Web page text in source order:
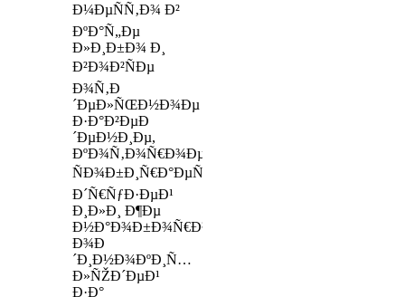
Ð¼ÐµÑÑ‚Ð¾ Ð²
ÐºÐ°Ñ„Ðµ
Ð»Ð¸Ð±Ð¾ Ð¸
Ð²Ð¾Ð²ÑÐµ
Ð¾Ñ‚Ð
´ÐµÐ»ÑŒÐ½Ð¾Ðµ
Ð·Ð°Ð²ÐµÐ
´ÐµÐ½Ð¸Ðµ,
ÐºÐ¾Ñ‚Ð¾Ñ€Ð¾Ðµ
ÑÐ¾Ð±Ð¸Ñ€Ð°ÐµÑ‚
Ð´Ñ€ÑƒÐ·ÐµÐ¹
Ð¸Ð»Ð¸ Ð¶Ðµ
Ð½Ð°Ð¾Ð±Ð¾Ñ€Ð¾Ñ‚
Ð¾Ð
´Ð¸Ð½Ð¾ÐºÐ¸Ñ…
Ð»ÑŽÐ´ÐµÐ¹
Ð·Ð°